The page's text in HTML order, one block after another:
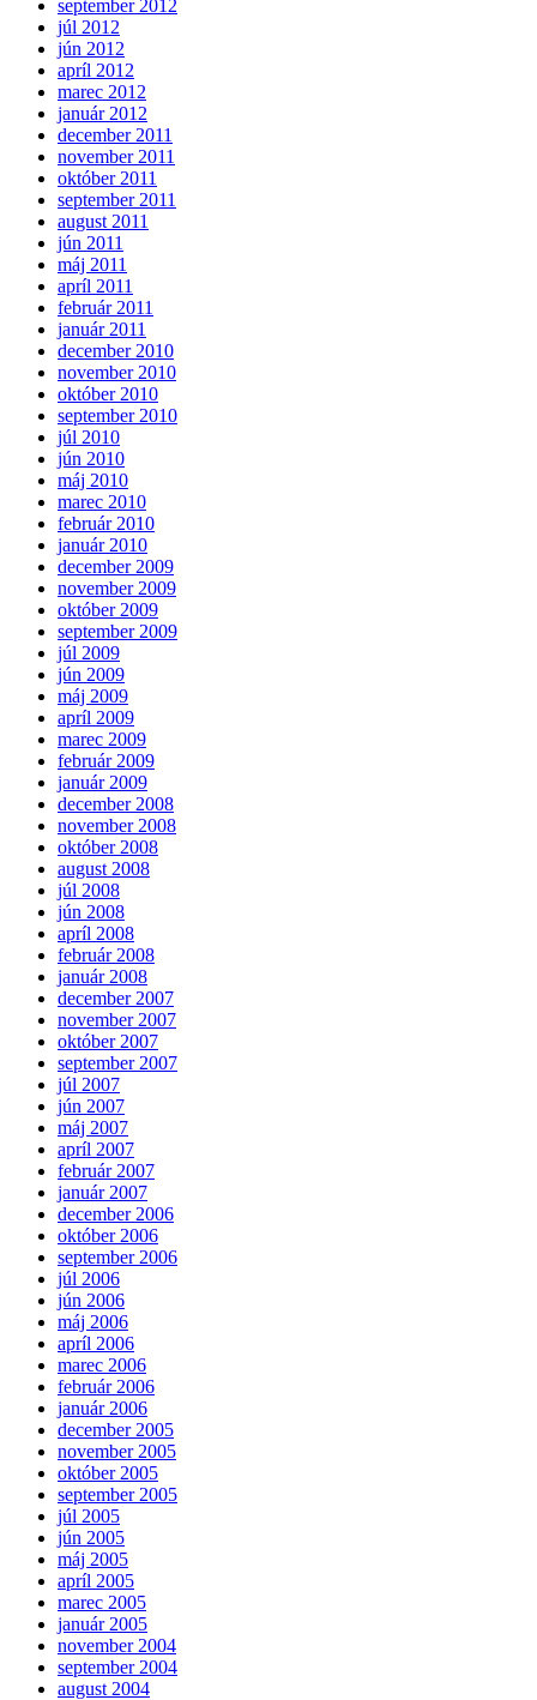
september 2012
júl 2012
jún 2012
apríl 2012
marec 2012
január 2012
december 2011
november 2011
október 2011
september 2011
august 2011
jún 2011
máj 2011
apríl 2011
február 2011
január 2011
december 2010
november 2010
október 2010
september 2010
júl 2010
jún 2010
máj 2010
marec 2010
február 2010
január 2010
december 2009
november 2009
október 2009
september 2009
júl 2009
jún 2009
máj 2009
apríl 2009
marec 2009
február 2009
január 2009
december 2008
november 2008
október 2008
august 2008
júl 2008
jún 2008
apríl 2008
február 2008
január 2008
december 2007
november 2007
október 2007
september 2007
júl 2007
jún 2007
máj 2007
apríl 2007
február 2007
január 2007
december 2006
október 2006
september 2006
júl 2006
jún 2006
máj 2006
apríl 2006
marec 2006
február 2006
január 2006
december 2005
november 2005
október 2005
september 2005
júl 2005
jún 2005
máj 2005
apríl 2005
marec 2005
január 2005
november 2004
september 2004
august 2004